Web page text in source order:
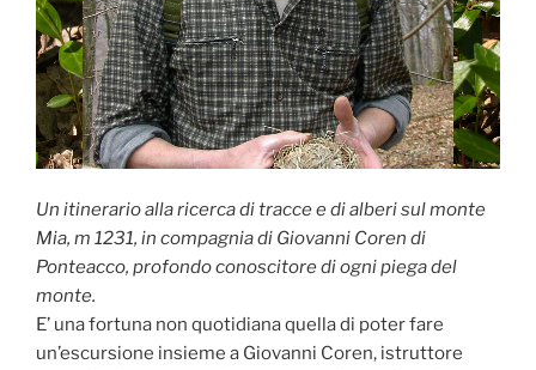
Un itinerario alla ricerca di tracce e di alberi sul monte
Mia, m 1231, in compagnia di Giovanni Coren di
Ponteacco, profondo conoscitore di ogni piega del
monte.
E’ una fortuna non quotidiana quella di poter fare
un’escursione insieme a Giovanni Coren, istruttore